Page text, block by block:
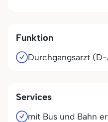
Funktion
Durchgangsarzt
Services
mit Bus und Bahn